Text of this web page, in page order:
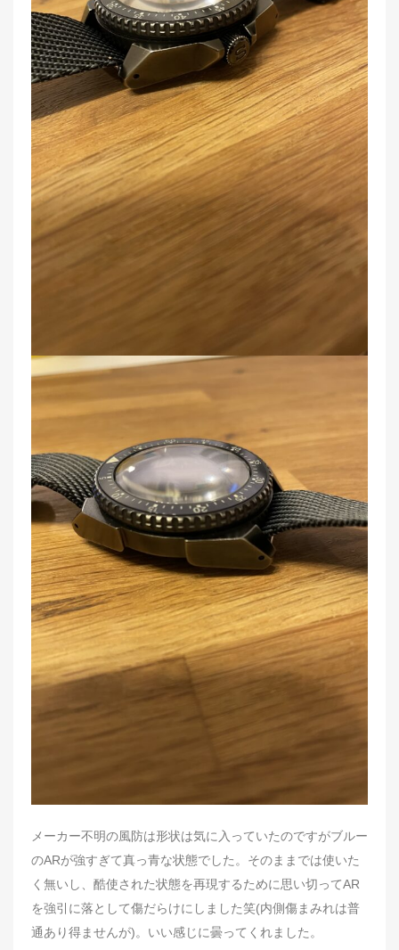
メーカー不明の風防は形状は気に入っていたのですがブルー
のARが強すぎて真っ青な状態でした。そのままでは使いた
く無いし、酷使された状態を再現するために思い切ってAR
を強引に落として傷だらけにしました笑(内側傷まみれは普
通あり得ませんが)。いい感じに曇ってくれました。